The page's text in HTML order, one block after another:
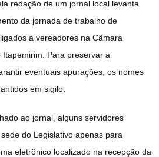
redação de um jornal local levanta
da jornada de trabalho de
a vereadores na Câmara
Para preservar a
eventuais apurações, os nomes
em sigilo.
ao jornal, alguns servidores
do Legislativo apenas para
eletrônico localizado na recepção da